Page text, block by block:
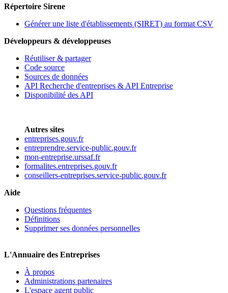
Répertoire Sirene
Générer une liste d'établissements (SIRET) au format CSV
Développeurs & développeuses
Réutiliser & partager
Code source
Sources de données
API Recherche d'entreprises & API Entreprise
Disponibilité des API
Autres sites
entreprises.gouv.fr
entreprendre.service-public.gouv.fr
mon-entreprise.urssaf.fr
formalites.entreprises.gouv.fr
conseillers-entreprises.service-public.gouv.fr
Aide
Questions fréquentes
Définitions
Supprimer ses données personnelles
L'Annuaire des Entreprises
À propos
Administrations partenaires
L'espace agent public